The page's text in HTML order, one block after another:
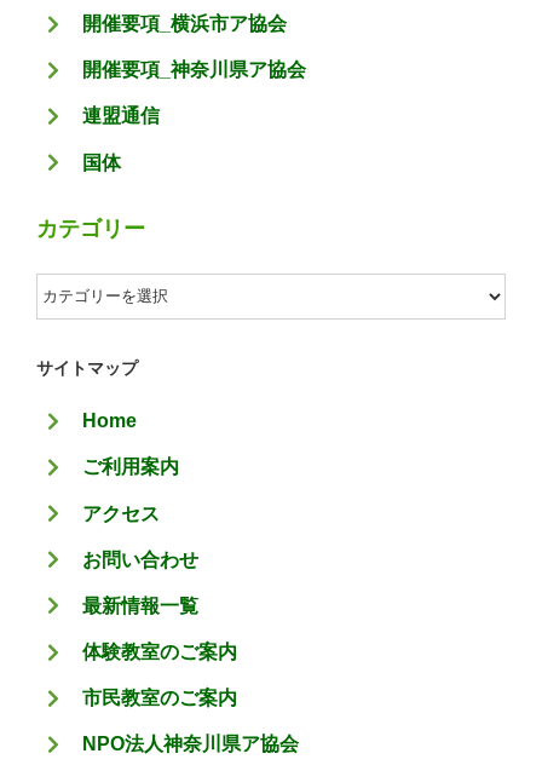
開催要項_横浜市ア協会
開催要項_神奈川県ア協会
連盟通信
国体
カテゴリー
カ
テ
ゴ
ー
サイトマップ
Home
ご利用案内
アクセス
お問い合わせ
最新情報一覧
体験教室のご案内
市民教室のご案内
NPO法人神奈川県ア協会